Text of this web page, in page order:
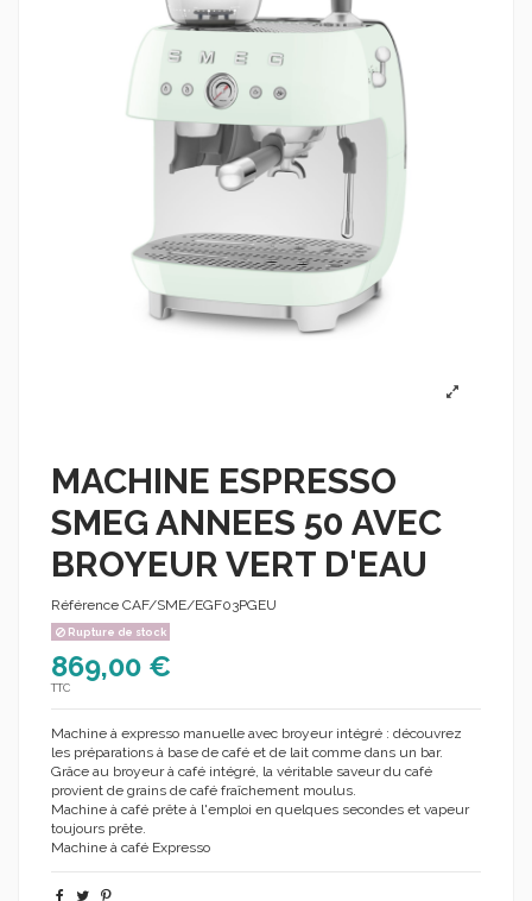
MACHINE ESPRESSO
SMEG ANNEES 50 AVEC
BROYEUR VERT D'EAU
Référence CAF/SME/EGF03PGEU
Rupture de stock
869,00 €
TTC
Machine à expresso manuelle avec broyeur intégré : découvrez
les préparations à base de café et de lait comme dans un bar.
Grâce au broyeur à café intégré, la véritable saveur du café
provient de grains de café fraîchement moulus.
Machine à café prête à l'emploi en quelques secondes et vapeur
toujours prête.
Machine à café Expresso